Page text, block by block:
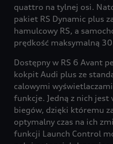
quattro na tylnej osi.
pakiet RS Dynamic plus
hamulcowy RS, a
prędkość maksymalną
Dostępny w RS 6 Avant
kokpit Audi plus ze
calowymi
funkcje. Jedną z nich jest
biegów, dzięki któremu
optymalny czas na ich
funkcji Launch Control